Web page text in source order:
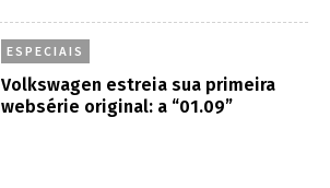
ESPECIAIS
Volkswagen estreia sua primeira
websérie original: a “01.09”